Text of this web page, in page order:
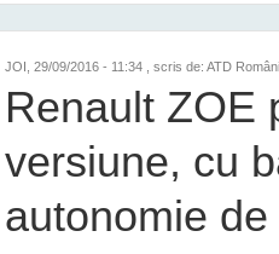
JOI, 29/09/2016 - 11:34 , scris de: ATD
Renault ZOE
versiune, cu
autonomie